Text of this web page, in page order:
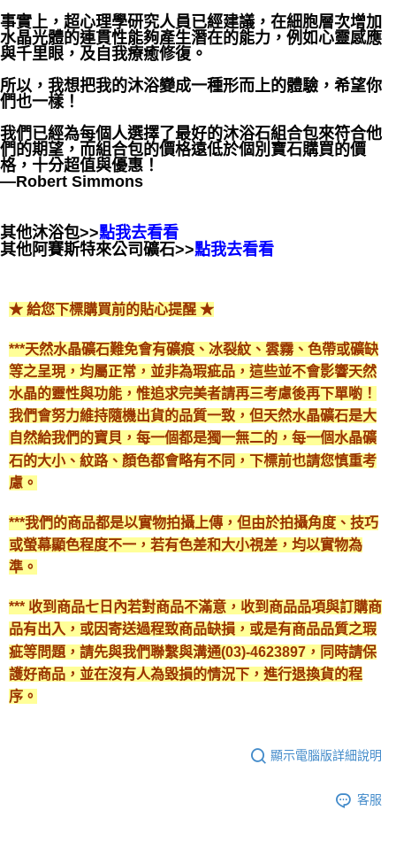
事實上，超心理學研究人員已經建議，在細胞層次增加
水晶光體的連貫性能夠產生潛在的能力，例如心靈感應
與千里眼，及自我療癒修復。
所以，我想把我的沐浴變成一種形而上的體驗，希望你
們也一樣！
我們已經為每個人選擇了最好的沐浴石組合包來符合他
們的期望，而組合包的價格遠低於個別寶石購買的價
格，十分超值與優惠！
—Robert Simmons
其他沐浴包>>點我去看看
其他阿賽斯特來公司礦石>>點我去看看
★ 給您下標購買前的貼心提醒 ★
***天然水晶礦石難免會有礦痕、冰裂紋、雲霧、色帶或礦缺
等之呈現，均屬正常，並非為瑕疵品，這些並不會影響天然
水晶的靈性與功能，惟追求完美者請再三考慮後再下單喲！
我們會努力維持隨機出貨的品質一致，但天然水晶礦石是大
自然給我們的寶貝，每一個都是獨一無二的，每一個水晶礦
石的大小、紋路、顏色都會略有不同，下標前也請您慎重考
慮。
***我們的商品都是以實物拍攝上傳，但由於拍攝角度、技巧
或螢幕顯色程度不一，若有色差和大小視差，均以實物為
準。
*** 收到商品七日內若對商品不滿意，收到商品品項與訂購商
品有出入，或因寄送過程致商品缺損，或是有商品品質之瑕
疵等問題，請先與我們聯繫與溝通(03)-4623897，同時請保
護好商品，並在沒有人為毀損的情況下，進行退換貨的程
序。
顯示電腦版詳細說明
客服